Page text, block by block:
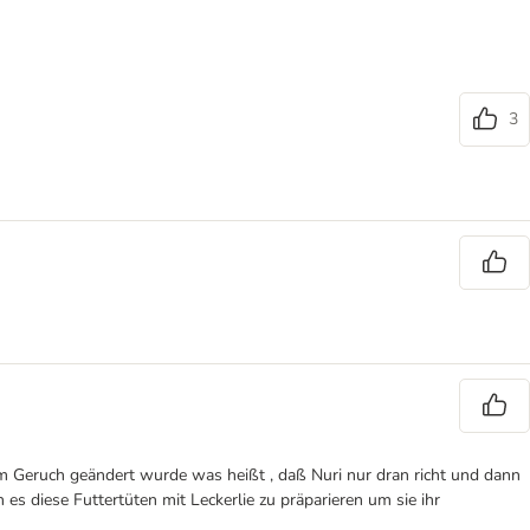
3
geändert wurde was heißt , daß Nuri nur dran richt und dann
diese Futtertüten mit Leckerlie zu präparieren um sie ihr